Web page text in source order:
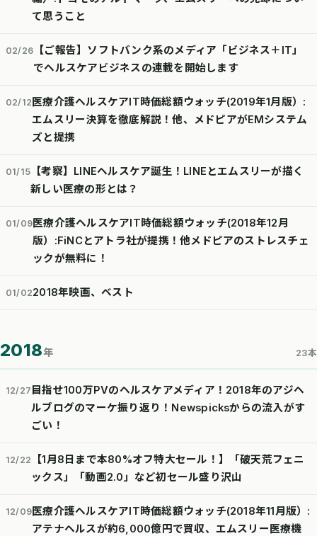
て思うこと
02/26
【ご報告】ソフトバンク系のメディア「ビジネス＋IT」
でヘルスケアビジネスの連載を開始します
02/12医療介護ヘルスケアIT時価総額ウォッチ(2019年1月版）:
エムスリー決算を徹底解説！他、メドピアがEMシステム
ズと提携
01/15
【考察】LINEヘルスケア誕生！LINEとエムスリーが描く
新しい医療の形とは？
01/09医療介護ヘルスケアIT時価総額ウォッチ(2018年12月
版）:FiNCとアトラ社が提携！他メドピアのストレスチェ
ックが無料に！
01/022018年映画、ベスト
2018年 23本
12/27 目指せ100万PVのヘルスケアメディア！2018年のアジヘ
ルブログのマーケ振り返り！Newspicksからの流入がす
ごい！
12/22
【1月8日まで本80%オフ特大セール！】「破天荒フェニ
ックス」「動画2.0」など初セール盛り沢山
12/09医療介護ヘルスケアIT時価総額ウォッチ(2018年11月版）:
アテナヘルスが約6,000億円で買収、エムスリー医療機